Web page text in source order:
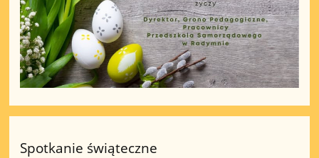
Spotkanie świąteczne